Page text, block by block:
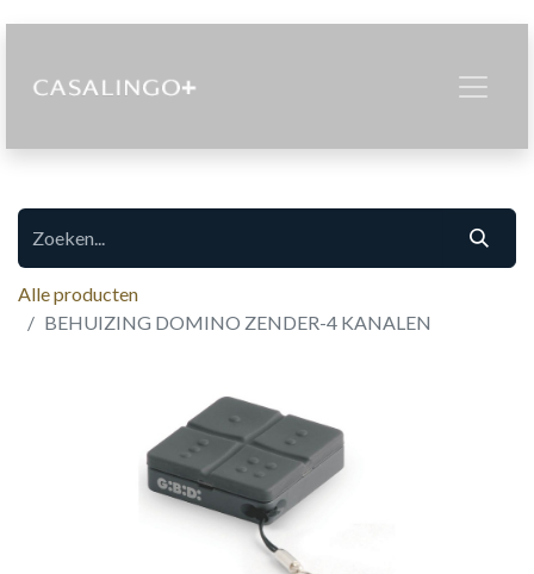
Alle producten
BEHUIZING DOMINO ZENDER-4 KANALEN